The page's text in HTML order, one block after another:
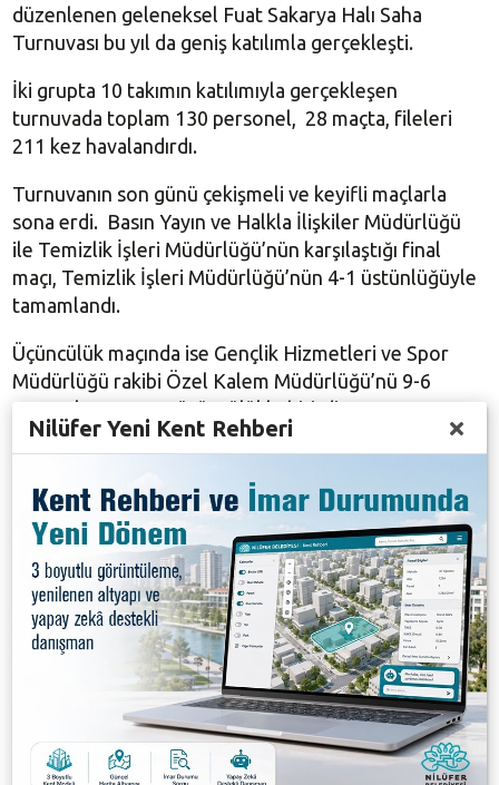
düzenlenen geleneksel Fuat Sakarya Halı Saha
Turnuvası bu yıl da geniş katılımla gerçekleşti.
İki grupta 10 takımın katılımıyla gerçekleşen
turnuvada toplam 130 personel, 28 maçta, fileleri
211 kez havalandırdı.
Turnuvanın son günü çekişmeli ve keyifli maçlarla
sona erdi. Basın Yayın ve Halkla İlişkiler Müdürlüğü
ile Temizlik İşleri Müdürlüğü’nün karşılaştığı final
maçı, Temizlik İşleri Müdürlüğü’nün 4-1 üstünlüğüyle
tamamlandı.
Üçüncülük maçında ise Gençlik Hizmetleri ve Spor
Müdürlüğü rakibi Özel Kalem Müdürlüğü’nü 9-6
yenerek turnuvayı üçüncülükle bitirdi.
Temizlik İşleri Müdürlüğü futbolcusu Recep Ay attığı
16 golle turnuvanın gol kralı oldu. Dereceye giren
takımlara kupa ve madalyaları başkan yardımcıları Dr.
Sibel Özer, Remzi Çınar, belediye meclis üyeleri Adil
Kayaoğlu, Mustafa Şenyurt ve Serkan Çalışkan
tarafından verildi.
Nilüfer Yeni Kent Rehberi